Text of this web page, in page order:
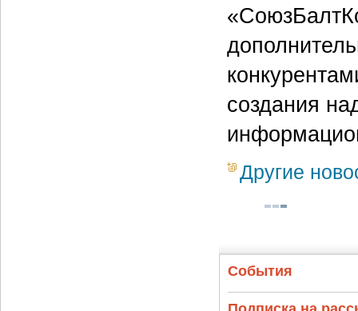
создания
Другие
События